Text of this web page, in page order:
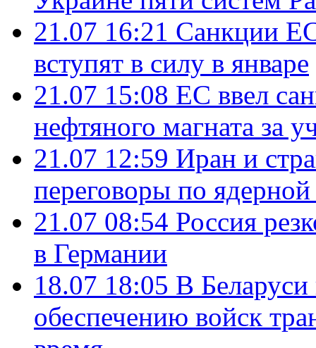
21.07 16:21 Санкции
вступят в силу в январе
21.07 15:08 ЕС ввел
нефтяного магната за
21.07 12:59 Иран и
переговоры по
21.07 08:54 Россия
в Германии
18.07 18:05 В
обеспечению войск